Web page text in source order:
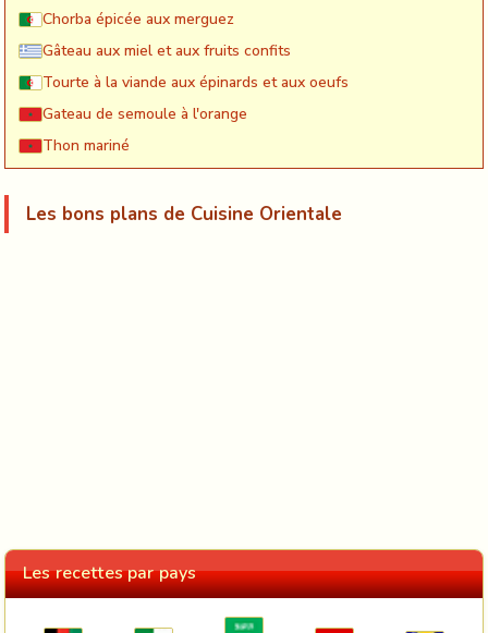
Chorba épicée aux merguez
Gâteau aux miel et aux fruits confits
Tourte à la viande aux épinards et aux oeufs
Gateau de semoule à l'orange
Thon mariné
Les bons plans de Cuisine Orientale
Les recettes par pays